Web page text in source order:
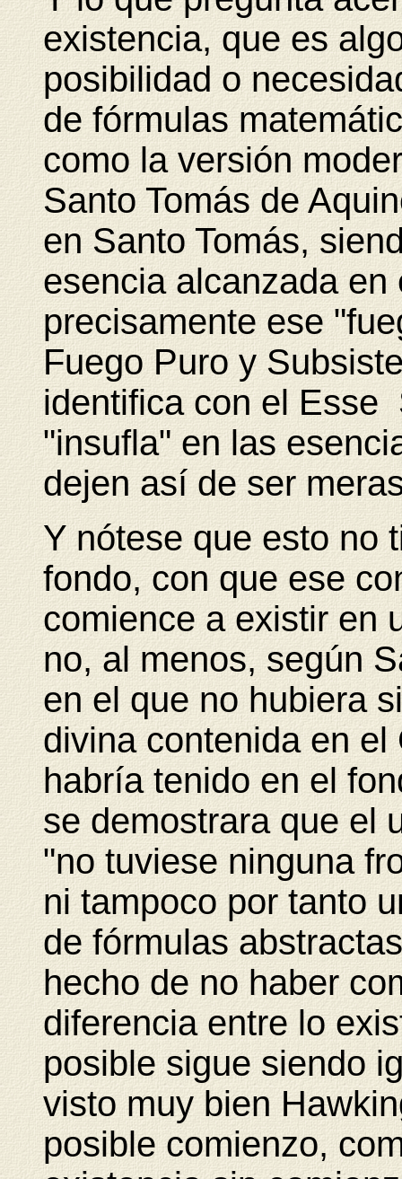
existencia, que es
posibilidad o
de fórmulas
como la versión
Santo Tomás de
en Santo Tomás,
esencia alcanzada en
precisamente ese
Fuego Puro y
identifica con el Esse
"insufla" en las
dejen así de ser
Y nótese que esto no
fondo, con que ese
comience a existir en
no, al menos, según
en el que no hubiera
divina contenida en
habría tenido en el
se demostrara que el
"no tuviese ninguna
ni tampoco por tanto
de fórmulas
hecho de no haber
diferencia entre lo
posible sigue siendo
visto muy bien
posible comienzo,